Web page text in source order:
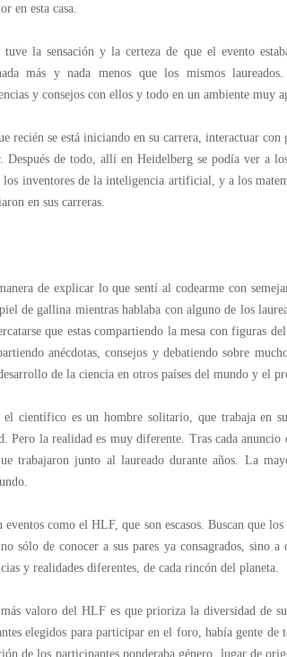
en esta casa.
la sensación y la certeza de que el evento
más y nada menos que los mismos
y consejos con ellos y todo en un ambiente muy
recién se está iniciando en su carrera, interactuar con
Después de todo, allí en Heidelberg se podía ver a
los inventores de la inteligencia artificial, y a los
en sus carreras.
de explicar lo que sentí al codearme con
de gallina mientras hablaba con alguno de los
que estas compartiendo la mesa con figuras
anécdotas, consejos y debatiendo sobre
de la ciencia en otros países del mundo y el
científico es un hombre solitario, que trabaja en
Pero la realidad es muy diferente. Tras cada
trabajaron junto al laureado durante años. La
eventos como el HLF, que son escasos. Buscan que
sólo de conocer a sus pares ya consagrados, sino
y realidades diferentes, de cada rincón del planeta.
más valoro del HLF es que prioriza la diversidad de
elegidos para participar en el foro, había gente
de los participantes ponderaba género, lugar de